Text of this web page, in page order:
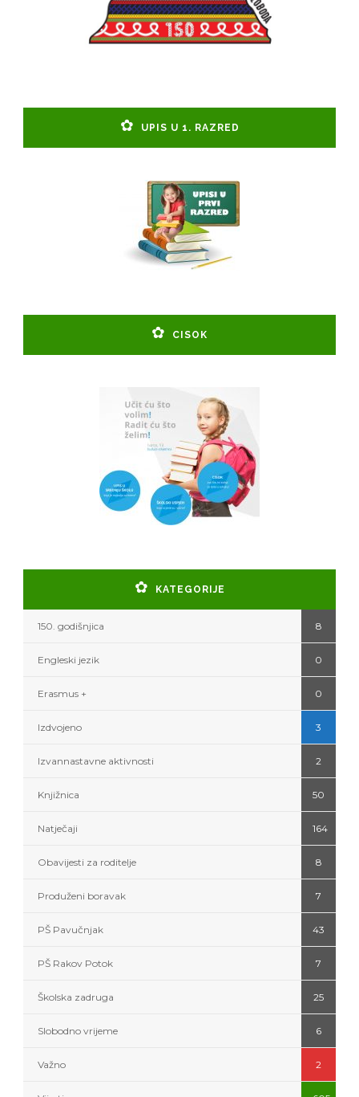
UPIS U 1. RAZRED
CISOK
KATEGORIJE
150. godišnjica 8
Engleski jezik 0
Erasmus + 0
Izdvojeno 3
Izvannastavne aktivnosti 2
Knjižnica 50
Natječaji 164
Obavijesti za roditelje 8
Produženi boravak 7
PŠ Pavučnjak 43
PŠ Rakov Potok 7
Školska zadruga 25
Slobodno vrijeme 6
Važno 2